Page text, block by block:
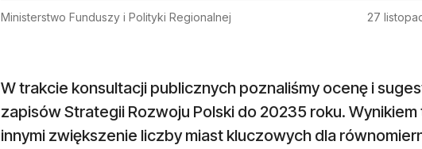
Ministerstwo Funduszy i Polityki Regionalnej 27
W trakcie konsultacji publicznych poznaliśmy ocenę i
zapisów Strategii Rozwoju Polski do 20235 roku.
innymi zwiększenie liczby miast kluczowych dla